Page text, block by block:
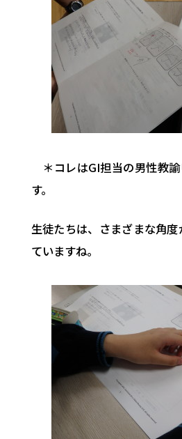
＊コレはGI担当の男性教
す。
生徒たちは、さまざまな角
ていますね。